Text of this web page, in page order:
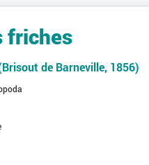
friches
de Barneville, 1856)